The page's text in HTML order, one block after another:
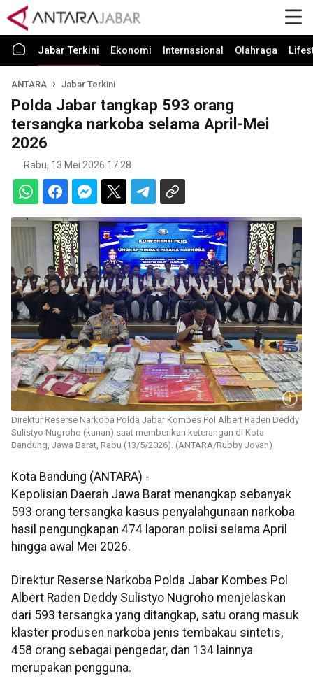
Jabar Terkini Ekonomi Internasional Olahraga
ANTARA Jabar Terkini
Polda Jabar tangkap 593 orang
tersangka narkoba selama April-Mei
2026
Rabu, 13 Mei 2026 17:28
Direktur Reserse Narkoba Polda Jabar Kombes Pol Albert Raden Deddy
Sulistyo Nugroho (kanan) saat memberikan keterangan di Kota
Bandung, Jawa Barat, Rabu (13/5/2026). (ANTARA/Rubby Jovan)
Kota Bandung (ANTARA) -
Kepolisian Daerah Jawa Barat menangkap sebanyak
593 orang tersangka kasus penyalahgunaan narkoba
hasil pengungkapan 474 laporan polisi selama April
hingga awal Mei 2026.
Direktur Reserse Narkoba Polda Jabar Kombes Pol
Albert Raden Deddy Sulistyo Nugroho menjelaskan
dari 593 tersangka yang ditangkap, satu orang masuk
klaster produsen narkoba jenis tembakau sintetis,
458 orang sebagai pengedar, dan 134 lainnya
merupakan pengguna.